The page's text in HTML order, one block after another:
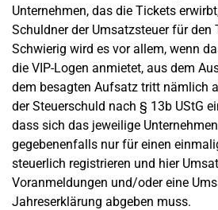
Unternehmen, das die Tickets
Schuldner der Umsatzsteuer für den
Schwierig wird es vor allem, wenn
die VIP-Logen anmietet, aus dem
dem besagten Aufsatz tritt nämlich
der Steuerschuld nach § 13b UStG
dass sich das jeweilige
gegebenenfalls nur für einen
steuerlich registrieren und hier
Voranmeldungen und/oder eine
Jahreserklärung abgeben muss.